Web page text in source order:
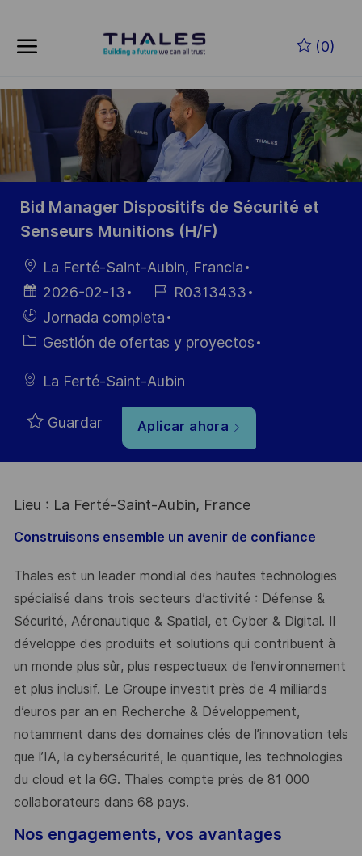
(0)
-
Bid Manager Dispositifs de Sécurité et
Senseurs Munitions (H/F)
Ubicación
La Ferté-Saint-Aubin, Francia
Fecha de
publicación
2026-02-13
ID de
empleo
R0313433
Hiring
Type
Jornada completa
Categoría
Gestión de ofertas y proyectos
La Ferté-Saint-Aubin
Guardar Aplicar ahora
Lieu : La Ferté-Saint-Aubin, France
Construisons ensemble un avenir de confiance
Thales est un leader mondial des hautes technologies
spécialisé dans trois secteurs d’activité : Défense &
Sécurité, Aéronautique & Spatial, et Cyber & Digital. Il
développe des produits et solutions qui contribuent à
un monde plus sûr, plus respectueux de l’environnement
et plus inclusif. Le Groupe investit près de 4 milliards
d’euros par an en Recherche & Développement,
notamment dans des domaines clés de l’innovation tels
que l’IA, la cybersécurité, le quantique, les technologies
du cloud et la 6G. Thales compte près de 81 000
collaborateurs dans 68 pays.
Nos engagements, vos avantages